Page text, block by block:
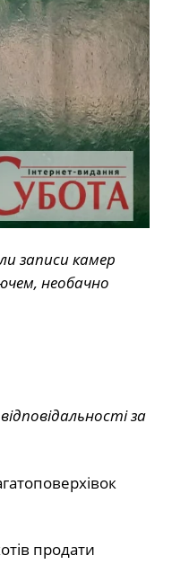
записи камер
необачно
за
продати